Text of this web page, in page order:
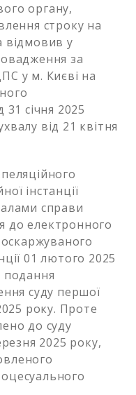
органу,
строку на
відмовив у
за
у м. Києві на
31 січня 2025
від 21 квітня
інстанції
справи
до електронного
01 лютого 2025
подання
суду першої
року. Проте
до суду
2025 року,